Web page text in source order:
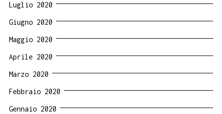
Luglio 2020
Giugno 2020
Maggio 2020
Aprile 2020
Marzo 2020
Febbraio 2020
Gennaio 2020